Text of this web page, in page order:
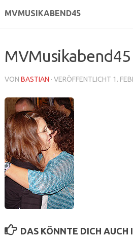
MVMUSIKABEND45
MVMusikabend45
VON BASTIAN · VERÖFFENTLICHT 1.
DAS KÖNNTE DICH AUCH